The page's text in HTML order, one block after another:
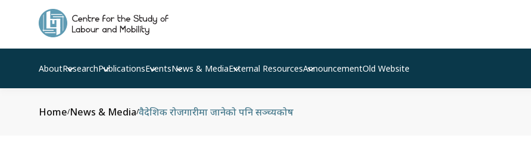
AboutResearchPublicationsEventsNews & MediaExternal ResourcesAnnouncementOld Website
Home/News & Media/वैदेशिक रोजगारीमा जानेको पनि सञ्च्यकोष